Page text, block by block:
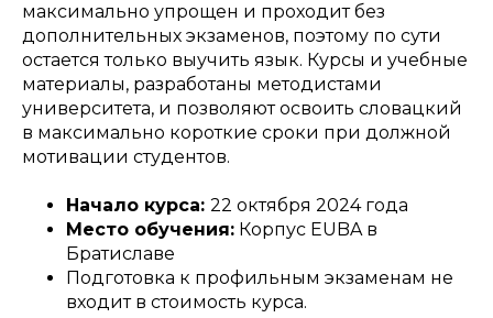
максимально упрощен и проходит без
дополнительных экзаменов, поэтому по сути
остается только выучить язык. Курсы и учебные
материалы, разработаны методистами
университета, и позволяют освоить словацкий
в максимально короткие сроки при должной
мотивации студентов.
Начало курса: 22 октября 2024 года
Место обучения: Корпус EUBA в
Братиславе
Подготовка к профильным экзаменам не
входит в стоимость курса.